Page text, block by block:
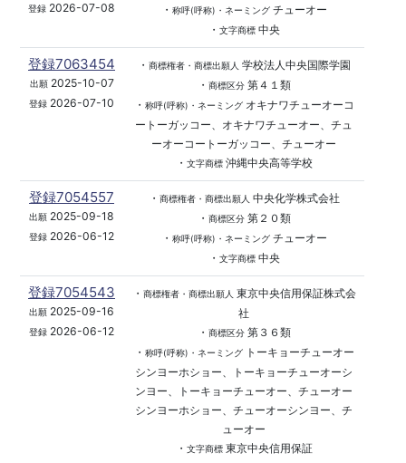
登録 2026-07-08
・ 称呼(呼称)・ネーミングチューオー
・ 文字商標中央
登録7063454
出願2025-10-07
登録 2026-07-10
・ 商標権者・商標出願人 学校法人中央国際学園
・ 商標区分第４１類
・ 称呼(呼称)・ネーミングオキナワチューオーコ
ートーガッコー、オキナワチューオー、チュ
ーオーコートーガッコー、チューオー
・ 文字商標沖縄中央高等学校
登録7054557
出願 2025-09-18
登録 2026-06-12
・ 商標権者・商標出願人 中央化学株式会社
・ 商標区分第２０類
・ 称呼(呼称)・ネーミングチューオー
・ 文字商標中央
登録7054543
出願 2025-09-16
登録 2026-06-12
・ 商標権者・商標出願人 東京中央信用保証株式会
社
・ 商標区分第３６類
・ 称呼(呼称)・ネーミングトーキョーチューオー
シンヨーホショー、トーキョーチューオーシ
ンヨー、トーキョーチューオー、チューオー
シンヨーホショー、チューオーシンヨー、チ
ューオー
・ 文字商標東京中央信用保証